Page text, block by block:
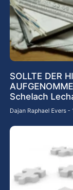
SOLLTE DER
Schelach
Dajan Raphael Evers